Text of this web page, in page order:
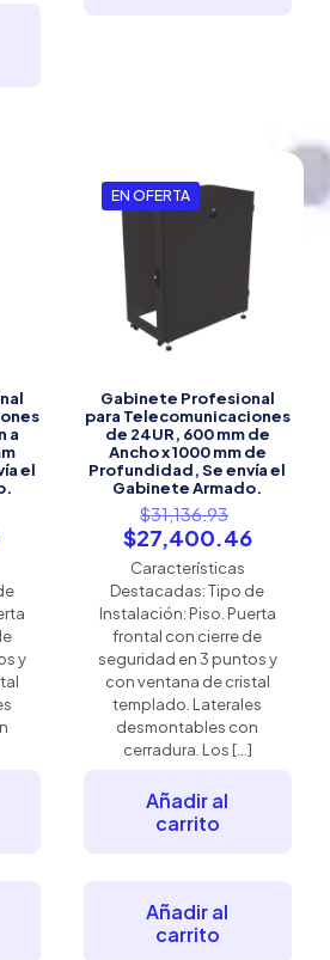
a
el
y
EN OFERTA
Gabinete Profesional
para Telecomunicaciones
de 24UR, 600 mm de
Ancho x 1000 mm de
Profundidad, Se envía el
Gabinete Armado.
$31,136.93
precio
era:
$27,400.46El
actual
es:
Características
Destacadas: Tipo de
Instalación: Piso. Puerta
frontal con cierre de
seguridad en 3 puntos y
con ventana de cristal
templado. Laterales
desmontables con
cerradura. Los […]
Añadir al
carrito
Añadir al
carrito